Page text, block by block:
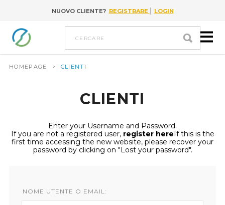
Go to contentNUOVO CLIENTE? REGISTRARE | LOGIN
cercare
HOMEPAGE > CLIENTI
CLIENTI
Enter your Username and Password.
If you are not a registered user, register hereIf this is the
first time accessing the new website, please recover your
password by clicking on "Lost your password".
NOME UTENTE O EMAIL: